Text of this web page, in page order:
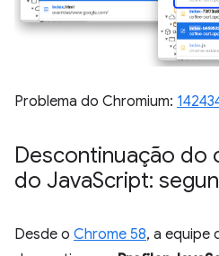
Problema do Chromium:
Descontinuação do
do JavaScript:
Desde o Chrome 58, a equipe